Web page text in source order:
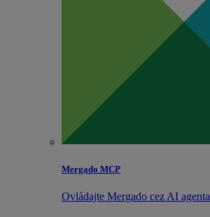
Mergado MCP
Ovládajte Mergado cez AI agenta